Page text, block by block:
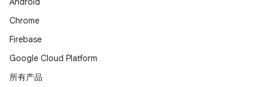
Chrome
Firebase
Google Cloud Platform
所有产品